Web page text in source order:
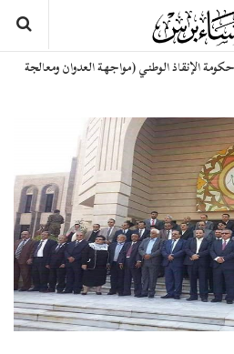
(مواجهة العدوان ومعالجة